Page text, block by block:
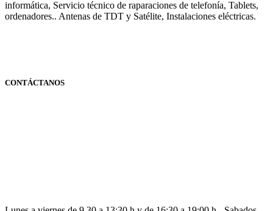
informática, Servicio técnico de raparaciones de telefonía, Tablets,
ordenadores.. Antenas de TDT y Satélite, Instalaciones eléctricas.
CONTÁCTANOS